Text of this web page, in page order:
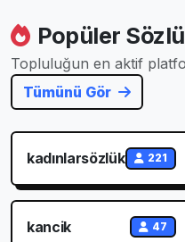
Popüler
Topluluğun en aktif
Tümünü Gör
kadınlarsözlük 221
kancik 47